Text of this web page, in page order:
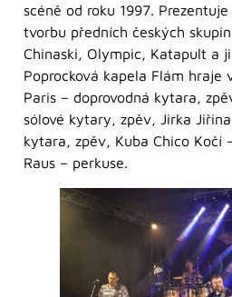
scéně od roku 1997.
tvorbu předních českých
Chinaski, Olympic, Katapult a
Poprocková kapela Flám hraje
Paris – doprovodná kytara,
sólové kytary, zpěv, Jirka
kytara, zpěv, Kuba Chico Kočí
Raus – perkuse.